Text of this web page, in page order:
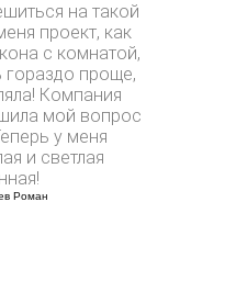
на такой
проект, как
с комнатой,
гораздо проще,
Компания
мой вопрос
у меня
и светлая